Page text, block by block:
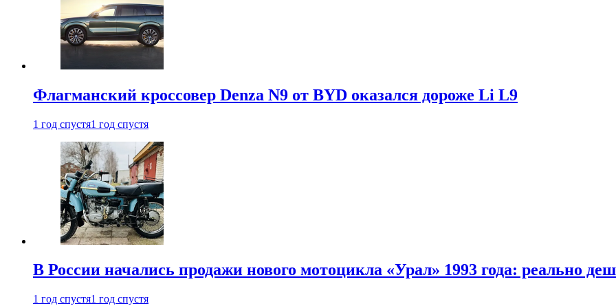
Флагманский кроссовер Denza N9 от BYD оказался дороже Li L9
1 год спустя1 год спустя
В России начались продажи нового мотоцикла «Урал» 1993 года: реально
1 год спустя1 год спустя